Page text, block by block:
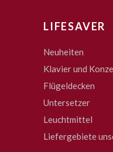
LIFESAVER
Neuheiten
Klavier und
Flügeldecken
Untersetzer
Leuchtmittel
Liefergebiete